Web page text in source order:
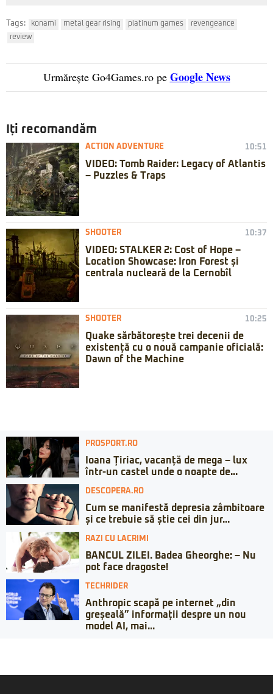
Tags: konami metal gear rising platinum games
revengeance
review
Urmărește Go4Games.ro pe Google News
Iți recomandăm
ACTION ADVENTURE 10:51
VIDEO: Tomb Raider: Legacy of Atlantis
– Puzzles & Traps
SHOOTER 10:37
VIDEO: STALKER 2: Cost of Hope –
Location Showcase: Iron Forest și
centrala nucleară de la Cernobîl
SHOOTER 10:25
Quake sărbătorește trei decenii de
existență cu o nouă campanie oficială:
Dawn of the Machine
PROSPORT.RO
Ioana Țiriac, vacanță de mega – lux
într-un castel unde o noapte de...
DESCOPERA.RO
Cum se manifestă depresia zâmbitoare
și ce trebuie să știe cei din jur...
RAZI CU LACRIMI
BANCUL ZILEI. Badea Gheorghe: – Nu
pot face dragoste!
TECHRIDER
Anthropic scapă pe internet „din
greșeală” informații despre un nou
model AI, mai...